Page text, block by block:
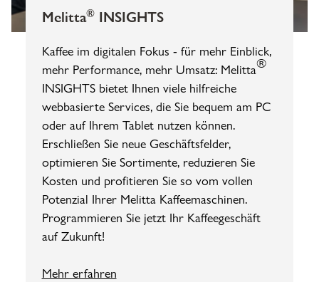
Melitta®INSIGHTS
Kaffee im digitalen Fokus - für mehr Einblick,
mehr Performance, mehr Umsatz: Melitta®
INSIGHTS bietet Ihnen viele hilfreiche
webbasierte Services, die Sie bequem am PC
oder auf Ihrem Tablet nutzen können.
Erschließen Sie neue Geschäftsfelder,
optimieren Sie Sortimente, reduzieren Sie
Kosten und profitieren Sie so vom vollen
Potenzial Ihrer Melitta Kaffeemaschinen.
Programmieren Sie jetzt Ihr Kaffeegeschäft
auf Zukunft!
Mehr erfahren